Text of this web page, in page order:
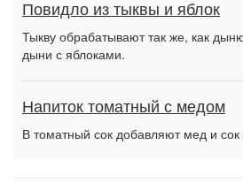
Повидло из тыквы и яблок
Тыкву обрабатывают так же, как
дыни с яблоками.
Напиток томатный с медом
В томатный сок добавляют мед и